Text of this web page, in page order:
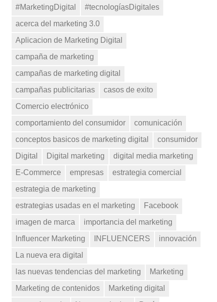
#MarketingDigital
#tecnologíasDigitales
acerca del marketing 3.0
Aplicacion de Marketing Digital
campaña de marketing
campañas de marketing digital
campañas publicitarias
casos de exito
Comercio electrónico
comportamiento del consumidor
comunicación
conceptos basicos de marketing digital
consumidor
Digital
Digital marketing
digital media marketing
E-Commerce
empresas
estrategia comercial
estrategia de marketing
estrategias usadas en el marketing
Facebook
imagen de marca
importancia del marketing
Influencer Marketing
INFLUENCERS
innovación
La nueva era digital
las nuevas tendencias del marketing
Marketing
Marketing de contenidos
Marketing digital